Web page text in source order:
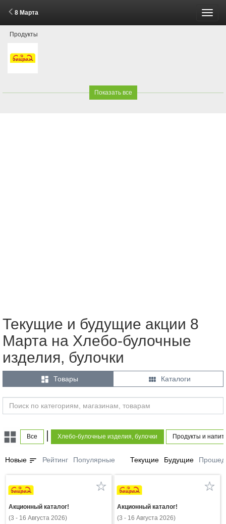
8 Марта
Продукты
Показать все
Текущие и будущие акции 8
Марта на Хлебо-булочные
изделия, булочки
 Товары  Каталоги
Все Хлебо-булочные изделия, булочки Продукты и
Новые sort Рейтинг Популярные Текущие Будущие
Акционный каталог!
(3 - 16 Августа 2026)
Акционный каталог!
(3 - 16 Августа 2026)